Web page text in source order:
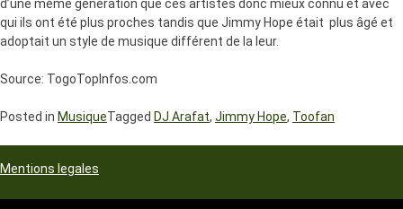
d’une même génération que ces artistes donc mieux connu et avec
qui ils ont été plus proches tandis que Jimmy Hope était plus âgé et
adoptait un style de musique différent de la leur.
Source: TogoTopInfos.com
Posted in MusiqueTagged DJ Arafat, Jimmy Hope, Toofan
Mentions legales